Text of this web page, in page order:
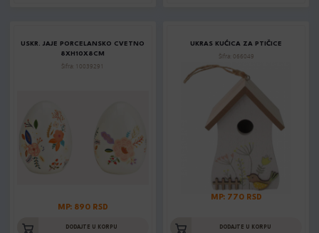
USKR. JAJE PORCELANSKO CVETNO
8XH10X8CM
Šifra: 10039291
MP: 890 RSD
DODAJTE U KORPU
UKRAS KUĆICA ZA PTIČICE
Šifra: 066049
MP: 770 RSD
DODAJTE U KORPU